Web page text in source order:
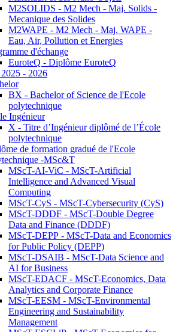
M2SOLIDS - M2 Mech - Maj. Solids -
Mecanique des Solides
M2WAPE - M2 Mech - Maj. WAPE -
Eau, Air, Pollution et Energies
d'échange
EuroteQ - Diplôme EuroteQ
- 2026
BX - Bachelor of Science de l'Ecole
polytechnique
Ingénieur
X - Titre d’Ingénieur diplômé de l’École
polytechnique
de formation gradué de l'Ecole
-MSc&T
MScT-AI-ViC - MScT-Artificial
Intelligence and Advanced Visual
Computing
MScT-CyS - MScT-Cybersecurity (CyS)
MScT-DDDF - MScT-Double Degree
Data and Finance (DDDF)
MScT-DEPP - MScT-Data and Economics
for Public Policy (DEPP)
MScT-DSAIB - MScT-Data Science and
AI for Business
MScT-EDACF - MScT-Economics, Data
Analytics and Corporate Finance
MScT-EESM - MScT-Environmental
Engineering and Sustainability
Management